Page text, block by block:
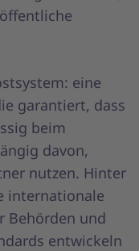
eine
garantiert, dass
beim
davon,
nutzen. Hinter
internationale
Behörden und
entwickeln